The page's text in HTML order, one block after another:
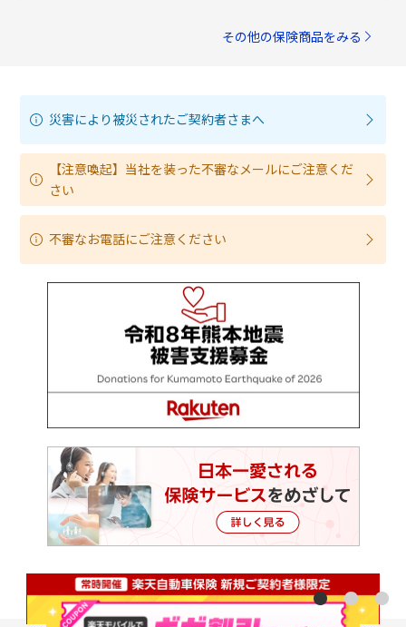
その他の保険商品をみる
災害により被災されたご契約者さまへ
【注意喚起】当社を装った不審なメールにご注意くだ
さい
不審なお電話にご注意ください